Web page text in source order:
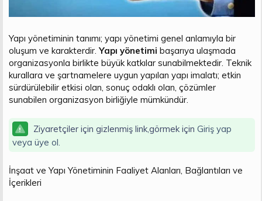
Yapı yönetiminin tanımı; yapı yönetimi genel anlamıyla bir
oluşum ve karakterdir. Yapı yönetimi başarıya ulaşmada
organizasyonla birlikte büyük katkılar sunabilmektedir. Teknik
kurallara ve şartnamelere uygun yapılan yapı imalatı; etkin
sürdürülebilir etkisi olan, sonuç odaklı olan, çözümler
sunabilen organizasyon birliğiyle mümkündür.
Ziyaretçiler için gizlenmiş link,görmek için Giriş yap
veya üye ol.
İnşaat ve Yapı Yönetiminin Faaliyet Alanları, Bağlantıları ve
İçerikleri